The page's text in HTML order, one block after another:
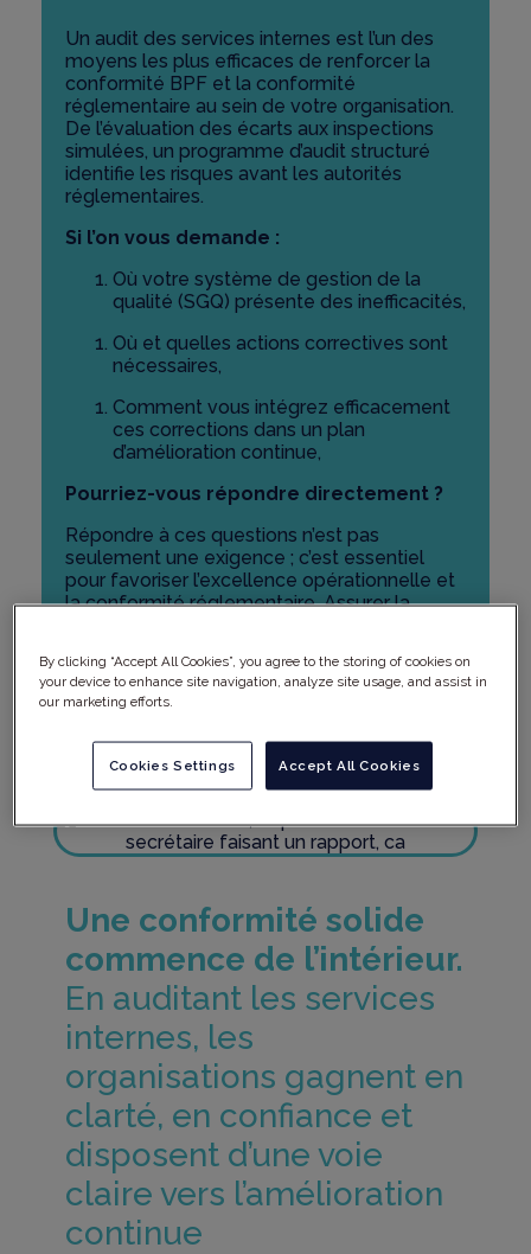
Un audit des services internes est l’un des
moyens les plus efficaces de renforcer la
conformité BPF et la conformité
réglementaire au sein de votre organisation.
De l’évaluation des écarts aux inspections
simulées, un programme d’audit structuré
identifie les risques avant les autorités
réglementaires.
Si l’on vous demande :
Où votre système de gestion de la
qualité (SGQ) présente des inefficacités,
Où et quelles actions correctives sont
nécessaires,
Comment vous intégrez efficacement
ces corrections dans un plan
d’amélioration continue,
Pourriez-vous répondre directement ?
Répondre à ces questions n’est pas
seulement une exigence ; c’est essentiel
pour favoriser l’excellence opérationnelle et
la conformité réglementaire. Assurer la
organisation du secteur des sciences de la
vie. Poursuivez votre lecture pour découvrir
comment.
Une conformité solide
commence de l’intérieur.
En auditant les services
internes, les
organisations gagnent en
clarté, en confiance et
disposent d’une voie
claire vers l’amélioration
continue
By clicking “Accept All Cookies”, you agree to the storing of cookies on
your device to enhance site navigation, analyze site usage, and assist in
our marketing efforts.
Accept All Cookies
Cookies Settings